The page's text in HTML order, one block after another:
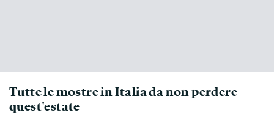
Tutte le mostre in Italia da non perdere
quest'estate